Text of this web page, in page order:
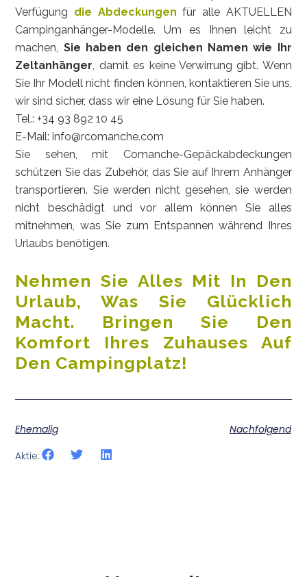
Verfügung die Abdeckungen für alle AKTUELLEN
Campinganhänger-Modelle. Um es Ihnen leicht zu
machen, Sie haben den gleichen Namen wie Ihr
Zeltanhänger, damit es keine Verwirrung gibt. Wenn
Sie Ihr Modell nicht finden können, kontaktieren Sie uns,
wir sind sicher, dass wir eine Lösung für Sie haben.
Tel.:+34 93 892 10 45
E-Mail: info@rcomanche.com
Sie sehen, mit Comanche-Gepäckabdeckungen
schützen Sie das Zubehör, das Sie auf Ihrem Anhänger
transportieren. Sie werden nicht gesehen, sie werden
nicht beschädigt und vor allem können Sie alles
mitnehmen, was Sie zum Entspannen während Ihres
Urlaubs benötigen.
Nehmen Sie Alles Mit In Den
Urlaub, Was Sie Glücklich
Macht. Bringen Sie Den
Komfort Ihres Zuhauses Auf
Den Campingplatz!
Ehemalig
Nachfolgend
Aktie: